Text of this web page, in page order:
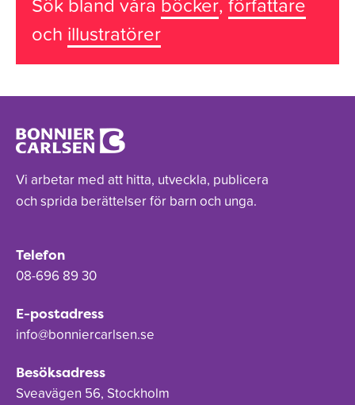
och illustratörer
Vi arbetar med att hitta, utveckla, publicera
och sprida berättelser för barn och unga.
Telefon
08-696 89 30
E-postadress
info@bonniercarlsen.se
Besöksadress
Sveavägen 56, Stockholm